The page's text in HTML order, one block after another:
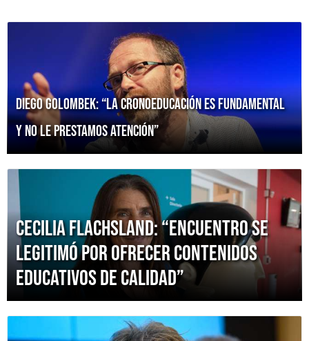
Diego Golombek: “La cronoeducación es fundamental
y no le prestamos atención”
Cecilia Flachsland: “Encuentro se
legitimó por ofrecer contenidos
educativos de calidad”